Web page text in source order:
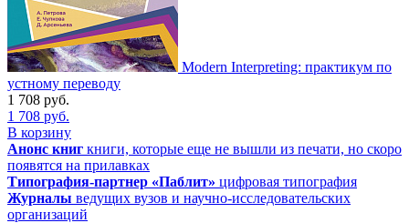
Modern Interpreting: практикум по
устному переводу
1 708 руб.
1 708 руб.
В корзину
Анонс книг книги, которые еще не вышли из печати, но скоро
появятся на прилавках
Типография-партнер «Паблит» цифровая типография
Журналы ведущих вузов и научно-исследовательских
организаций